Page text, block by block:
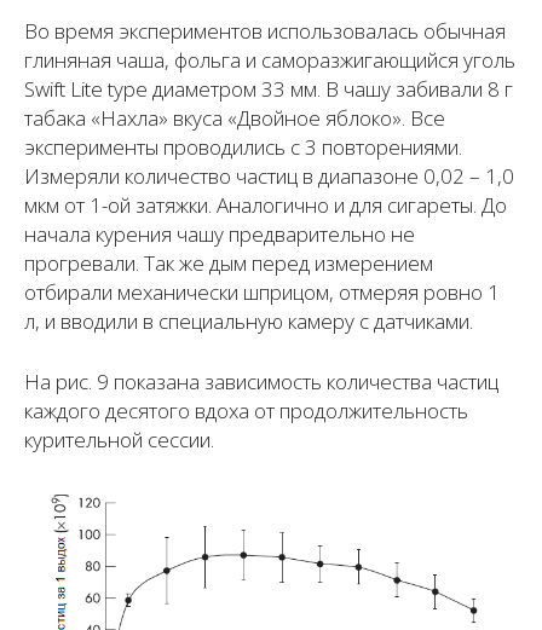
Во время экспериментов использовалась обычная
глиняная чаша, фольга и саморазжигающийся уголь
Swift Lite type диаметром 33 мм. В чашу забивали 8 г
табака «Нахла» вкуса «Двойное яблоко». Все
эксперименты проводились с 3 повторениями.
Измеряли количество частиц в диапазоне 0,02 – 1,0
мкм от 1-ой затяжки. Аналогично и для сигареты. До
начала курения чашу предварительно не
прогревали. Так же дым перед измерением
отбирали механически шприцом, отмеряя ровно 1
л, и вводили в специальную камеру с датчиками.
На рис. 9 показана зависимость количества частиц
каждого десятого вдоха от продолжительность
курительной сессии.